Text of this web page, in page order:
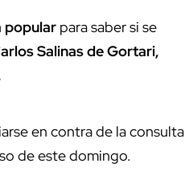
popular para saber si se
Salinas de Gortari,
en contra de la consulta
de este domingo.